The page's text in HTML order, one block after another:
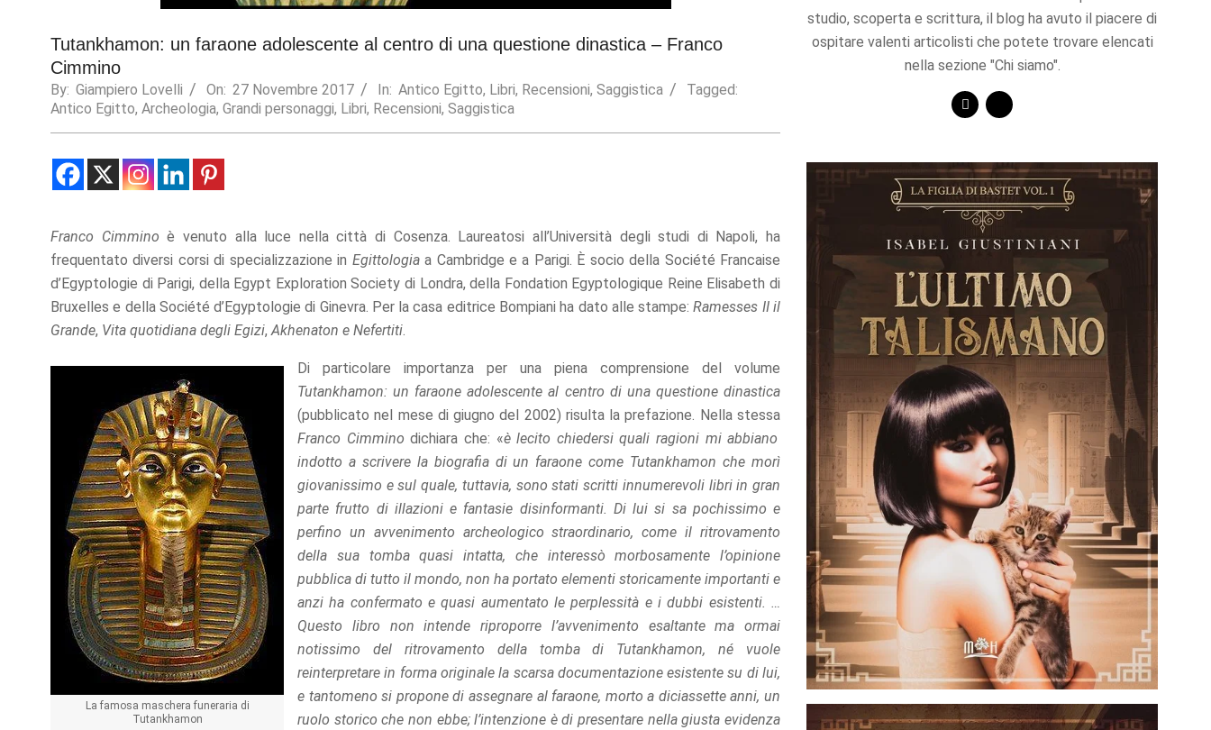
Tutankhamon: un faraone adolescente al centro di una questione dinastica – Franco
Cimmino
By: Giampiero Lovelli On: 27 Novembre 2017 In: Antico Egitto, Libri, Recensioni, Saggistica
Tagged:
Antico Egitto, Archeologia, Grandi personaggi, Libri, Recensioni, Saggistica
Franco Cimminoè venuto alla luce nella città di Cosenza. Laureatosi all’Università degli studi di Napoli, ha
frequentato diversi corsi di specializzazione in Egittologiaa Cambridge e a Parigi. È socio della Société Francaise
d’Egyptologie di Parigi, della Egypt Exploration Society di Londra, della Fondation Egyptologique Reine Elisabeth di
Bruxelles e della Société d’Egyptologie di Ginevra. Per la casa editrice Bompiani ha dato alle stampe:Ramesses II il
Grande, Vita quotidiana degli Egizi,Akhenaton e Nefertiti.
La famosa maschera funeraria di
Tutankhamon
Di particolare importanza per una piena comprensione del volume
Tutankhamon: un faraone adolescente al centro di una questione dinastica
(pubblicato nel mese di giugno del 2002) risulta la prefazione. Nella stessa
Franco Cimmino dichiara che: «è lecito chiedersi quali ragioni mi abbiano
indotto a scrivere la biografia di un faraone come Tutankhamon che morì
giovanissimo e sul quale, tuttavia, sono stati scritti innumerevoli libri in gran
parte frutto di illazioni e fantasie disinformanti. Di lui si sa pochissimo e
perfino un avvenimento archeologico straordinario, come il ritrovamento
della sua tomba quasi intatta, che interessò morbosamente l’opinione
pubblica di tutto il mondo, non ha portato elementi storicamente importanti e
anzi ha confermato e quasi aumentato le perplessità e i dubbi esistenti. …
Questo libro non intende riproporre l’avvenimento esaltante ma ormai
notissimo del ritrovamento della tomba di Tutankhamon, né vuole
reinterpretare in forma originale la scarsa documentazione esistente su di lui,
e tantomeno si propone di assegnare al faraone, morto a diciassette anni, un
ruolo storico che non ebbe; l’intenzione è di presentare nella giusta evidenza
studio, scoperta e scrittura, il blog ha avuto il piacere di
ospitare valenti articolisti che potete trovare elencati
nella sezione "Chi siamo".
the website
to function.
Statistics
In order for
improve the
website's
structure,
based on
how the
website is
used.
Experience
during your
visit. If you
refuse these
cookies,
functionality
disappear
from the
website.
By sharing